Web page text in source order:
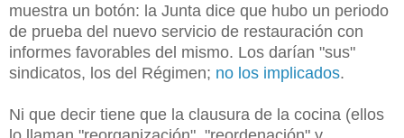
muestra un botón: la Junta dice que hubo un periodo
de prueba del nuevo servicio de restauración con
informes favorables del mismo. Los darían "sus"
sindicatos, los del Régimen; no los implicados.
Ni que decir tiene que la clausura de la cocina (ellos